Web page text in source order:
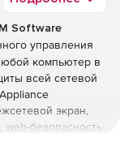
Software
управления
компьютер в
всей сетевой
экран,
безопасность